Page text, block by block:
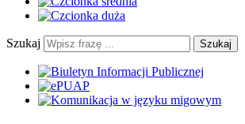
Szukaj Szukaj